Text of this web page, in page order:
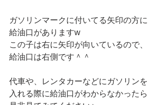
ガソリンマークに付いてる矢印の方に
給油口がありますw
この子は右に矢印が向いているので、
給油口は右側です＾＾
代車や、レンタカーなどにガソリンを
入れる際に給油口がわからなかったら